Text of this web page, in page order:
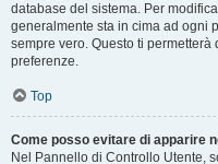
database del sistema. Per
generalmente sta in cima ad ogni
sempre vero. Questo ti
preferenze.
Top
Come posso evitare di apparire
Nel Pannello di Controllo Utente,